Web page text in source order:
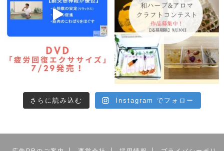
さらに読み込む Instagram でフォロー